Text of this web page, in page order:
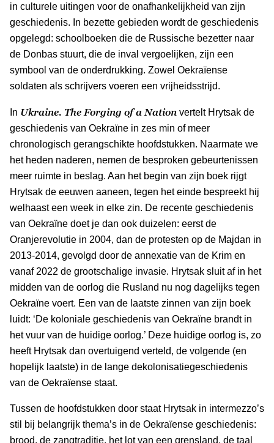
in culturele uitingen voor de onafhankelijkheid van zijn
geschiedenis. In bezette gebieden wordt de geschiedenis
opgelegd: schoolboeken die de Russische bezetter naar
de Donbas stuurt, die de inval vergoelijken, zijn een
symbool van de onderdrukking. Zowel Oekraïense
soldaten als schrijvers voeren een vrijheidsstrijd.
In Ukraine. The Forging of a Nation vertelt Hrytsak de
geschiedenis van Oekraïne in zes min of meer
chronologisch gerangschikte hoofdstukken. Naarmate we
het heden naderen, nemen de besproken gebeurtenissen
meer ruimte in beslag. Aan het begin van zijn boek rijgt
Hrytsak de eeuwen aaneen, tegen het einde bespreekt hij
welhaast een week in elke zin. De recente geschiedenis
van Oekraïne doet je dan ook duizelen: eerst de
Oranjerevolutie in 2004, dan de protesten op de Majdan in
2013-2014, gevolgd door de annexatie van de Krim en
vanaf 2022 de grootschalige invasie. Hrytsak sluit af in het
midden van de oorlog die Rusland nu nog dagelijks tegen
Oekraïne voert. Een van de laatste zinnen van zijn boek
luidt: ‘De koloniale geschiedenis van Oekraïne brandt in
het vuur van de huidige oorlog.’ Deze huidige oorlog is, zo
heeft Hrytsak dan overtuigend verteld, de volgende (en
hopelijk laatste) in de lange dekolonisatiegeschiedenis
van de Oekraïense staat.
Tussen de hoofdstukken door staat Hrytsak in intermezzo’s
stil bij belangrijk thema’s in de Oekraïense geschiedenis:
brood, de zangtraditie, het lot van een grensland, de taal